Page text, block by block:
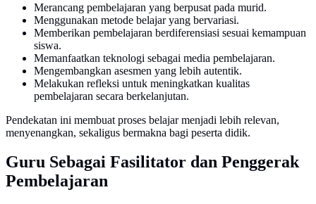
Merancang pembelajaran yang berpusat pada murid.
Menggunakan metode belajar yang bervariasi.
Memberikan pembelajaran berdiferensiasi sesuai kemampuan
siswa.
Memanfaatkan teknologi sebagai media pembelajaran.
Mengembangkan asesmen yang lebih autentik.
Melakukan refleksi untuk meningkatkan kualitas
pembelajaran secara berkelanjutan.
Pendekatan ini membuat proses belajar menjadi lebih relevan,
menyenangkan, sekaligus bermakna bagi peserta didik.
Guru Sebagai Fasilitator dan Penggerak
Pembelajaran